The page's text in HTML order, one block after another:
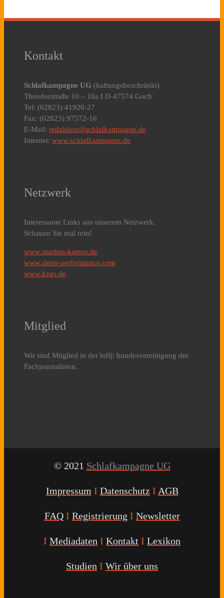
Kontakt
Schlafkampagne UG (haftungsbeschränkt)
Theodorstraße 10 – 10a I D-47574 Goch
Tel: (02823) 41920-27
Fax: (02823) 97572-16
E-Mail: redaktion@schlafkampagne.de
Internet: www.schlafkampagne.de
Netzwerk
Interessante Links aus unserem Netzwerk.
Schauen Sie mal rein!
www.markus-kamps.de
www.sleep-performance.com
www.kzgs.de
Mitglied
Wir sind Mitglied in der bdfj: bundesvereinigung der
Fachjournalisten.
© 2021 Schlafkampagne UG
Impressum I Datenschutz I AGB
FAQ I Registrierung I Newsletter
I Mediadaten I Kontakt I Lexikon
Studien I Wir über uns